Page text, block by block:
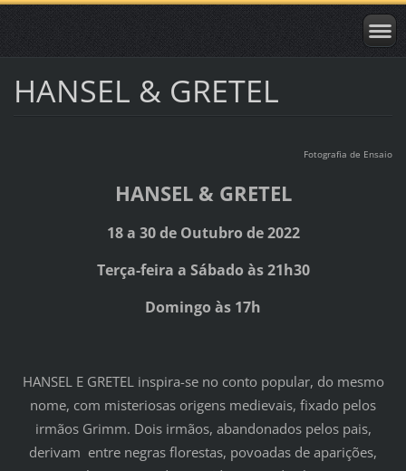
HANSEL & GRETEL
Fotografia de Ensaio
HANSEL & GRETEL
18 a 30 de Outubro de 2022
Terça-feira a Sábado às 21h30
Domingo às 17h
HANSEL E GRETEL inspira-se no conto popular, do mesmo
nome, com misteriosas origens medievais, fixado pelos
irmãos Grimm. Dois irmãos, abandonados pelos pais,
derivam entre negras florestas, povoadas de aparições,